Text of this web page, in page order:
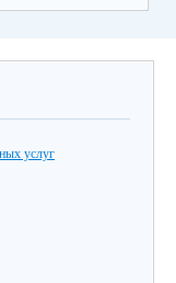
услуг